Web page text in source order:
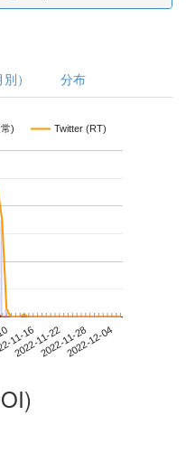
） 分布
) Twitter (RT)
11-16
2022-11-222022-11-282022-12-04